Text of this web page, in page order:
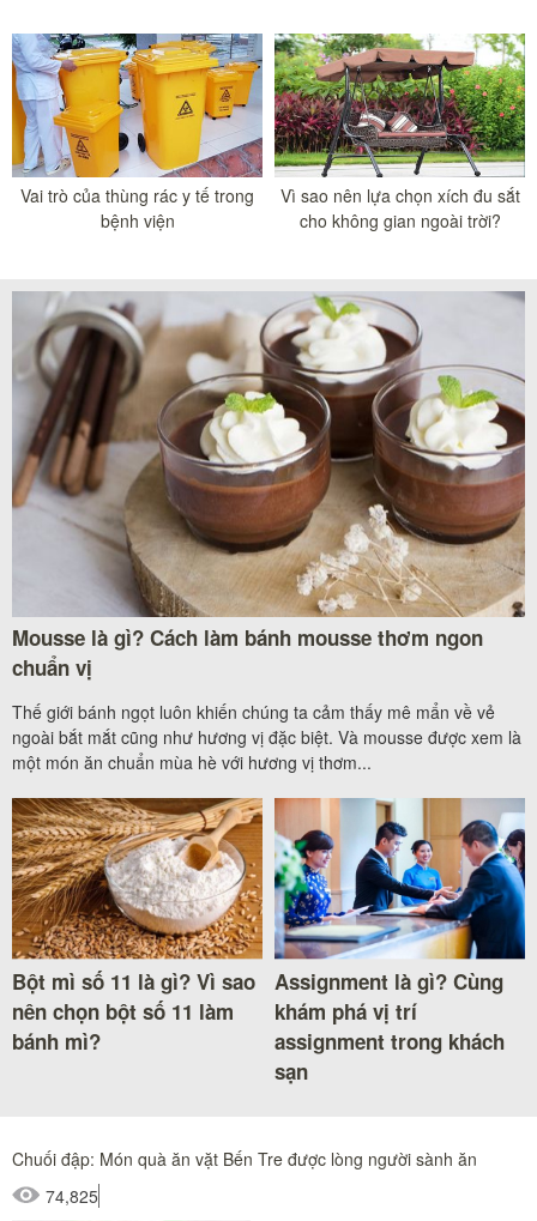
Vai trò của thùng rác y tế trong
bệnh viện
Vì sao nên lựa chọn xích đu sắt
cho không gian ngoài trời?
Mousse là gì? Cách làm bánh mousse thơm ngon
chuẩn vị
Thế giới bánh ngọt luôn khiến chúng ta cảm thấy mê mẩn về vẻ
ngoài bắt mắt cũng như hương vị đặc biệt. Và mousse được xem là
một món ăn chuẩn mùa hè với hương vị thơm...
Bột mì số 11 là gì? Vì sao
nên chọn bột số 11 làm
bánh mì?
Assignment là gì? Cùng
khám phá vị trí
assignment trong khách
sạn
Chuối đập: Món quà ăn vặt Bến Tre được lòng người sành ăn
74,825